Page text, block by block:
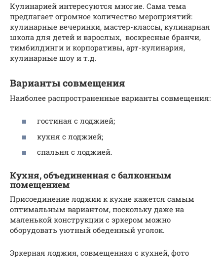
Кулинарией интересуются многие. Сама тема
предлагает огромное количество мероприятий:
кулинарные вечеринки, мастер-классы, кулинарная
школа для детей и взрослых, воскресные бранчи,
тимбилдинги и корпоративы, арт-кулинария,
кулинарные шоу и т.д.
Варианты совмещения
Наиболее распространенные варианты совмещения:
гостиная с лоджией;
кухня с лоджией;
спальня с лоджией.
Кухня, объединенная с балконным
помещением
Присоединение лоджии к кухне кажется самым
оптимальным вариантом, поскольку даже на
маленькой конструкции с эркером можно
оборудовать уютный обеденный уголок.
Эркерная лоджия, совмещенная с кухней, фото